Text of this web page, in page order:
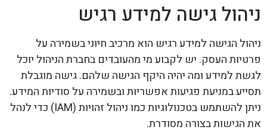
ניהול גישה למידע רגיש
ניהול הגישה למידע רגיש הוא מרכיב חיוני בשמירה על
פרטיות העסק. יש לקבוע מי מהעובדים בחברת הניהול יוכל
לגשת למידע ומה יהיה היקף הגישה שלהם. גישה מוגבלת
תסייע במניעת פגיעות אפשריות ובשמירה על סודיות המידע.
ניתן להשתמש בטכנולוגיות כמו ניהול זהויות (IAM) כדי לנהל
את הגישות בצורה מסודרת.